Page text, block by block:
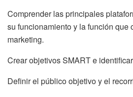
Comprender las principales
su funcionamiento y la función que
marketing.
Crear objetivos SMART e
Definir el público objetivo y el